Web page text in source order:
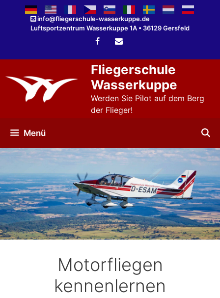
springen
info@fliegerschule-wasserkuppe.de
Luftsportzentrum Wasserkuppe 1A • 36129 Gersfeld
Fliegerschule
Wasserkuppe
Werden Sie Pilot auf dem Berg
der Flieger!
Menü
Motorfliegen
kennenlernen